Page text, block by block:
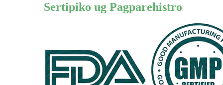
Sertipiko ug Pagparehistro